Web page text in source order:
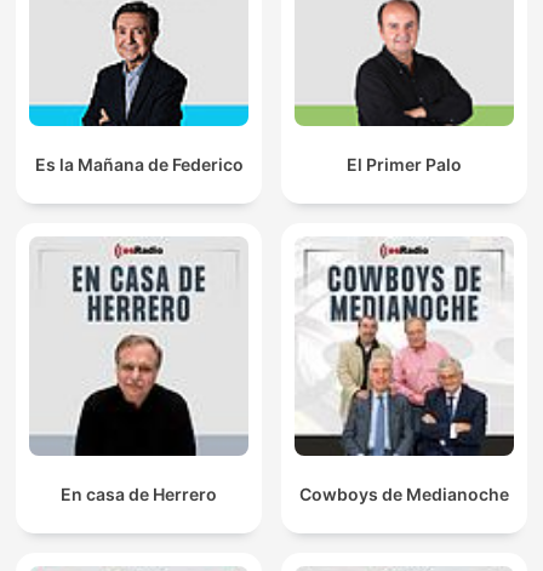
Es la Mañana de Federico El Primer Palo
En casa de Herrero Cowboys de Medianoche